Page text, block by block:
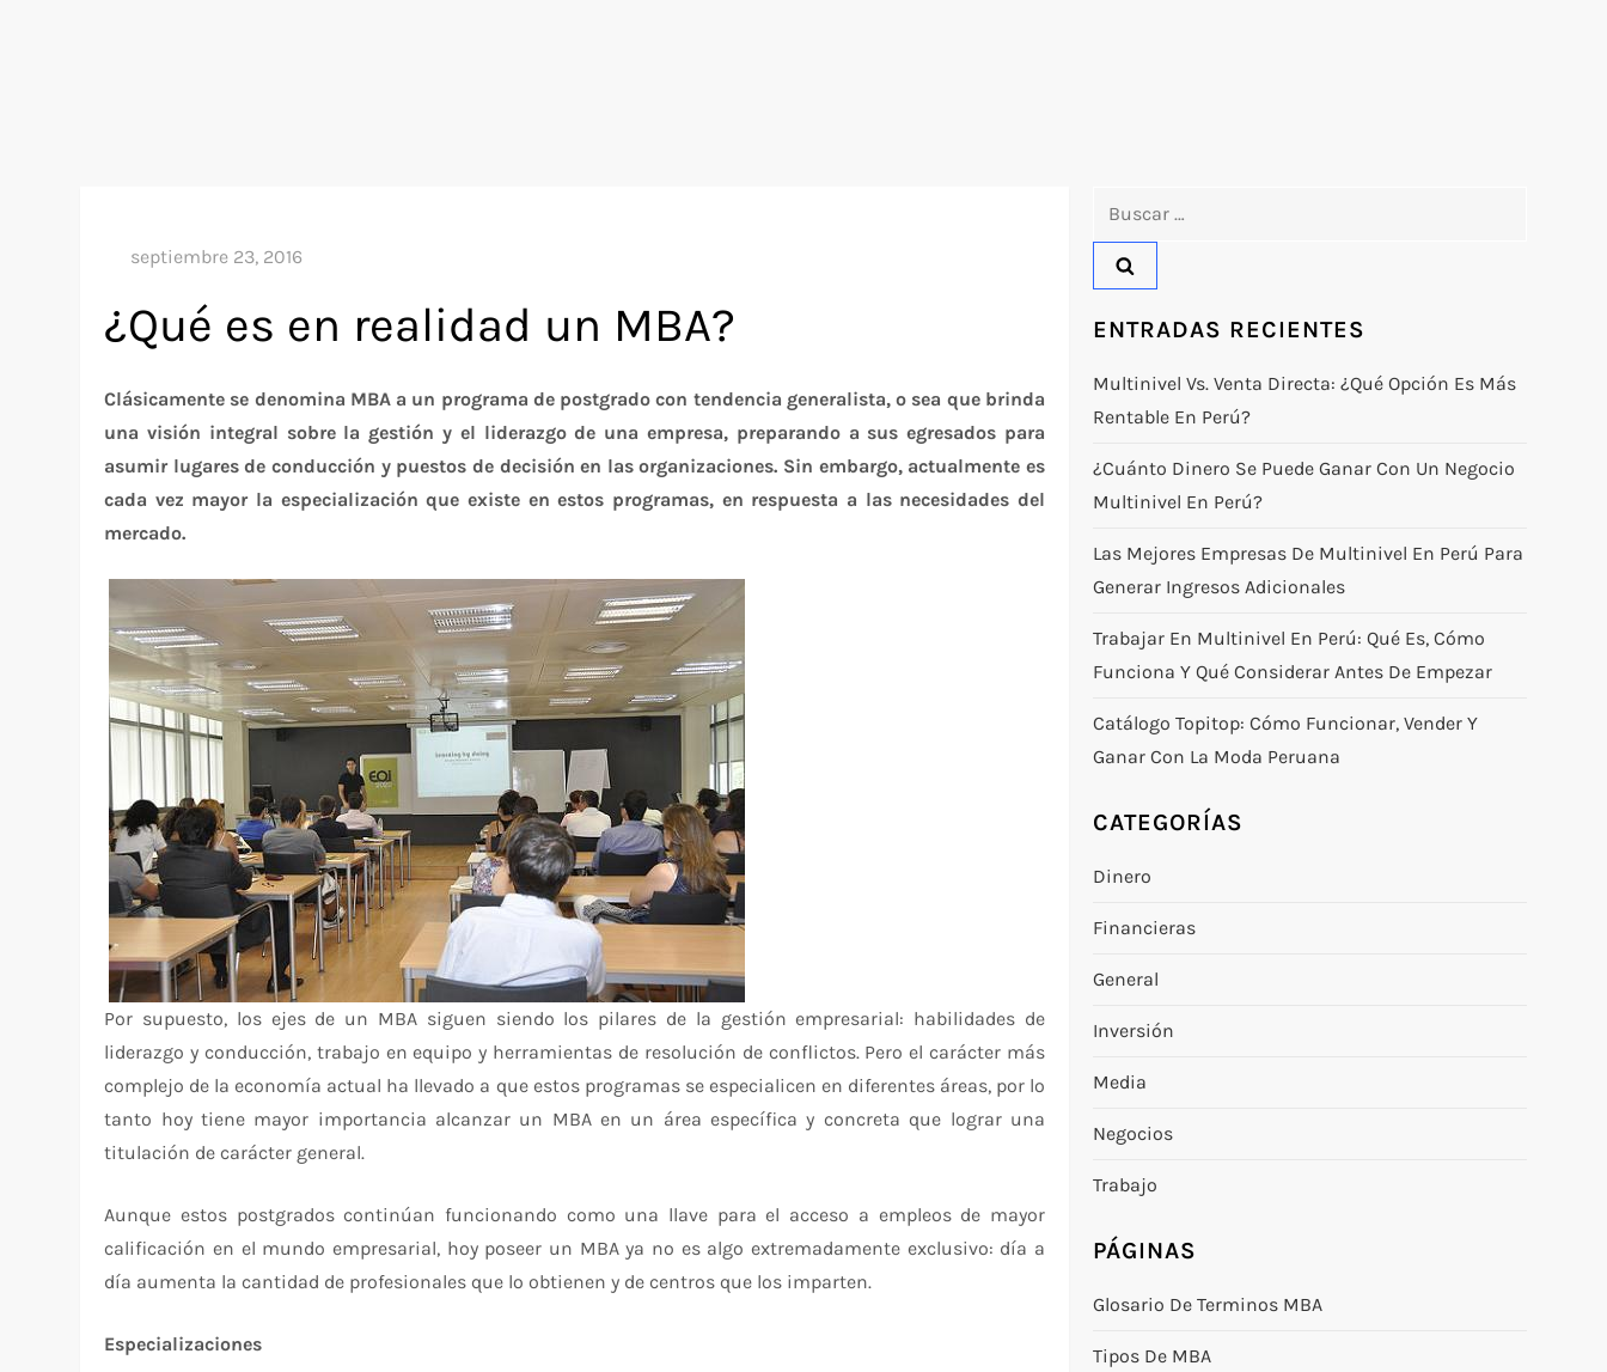
¿Qué es en realidad un MBA?
Clásicamente se denomina MBA a un programa de postgrado con tendencia generalista, o sea que brinda
una visión integral sobre la gestión y el liderazgo de una empresa, preparando a sus egresados para
asumir lugares de conducción y puestos de decisión en las organizaciones. Sin embargo, actualmente es
cada vez mayor la especialización que existe en estos programas, en respuesta a las necesidades del
mercado.
Por supuesto, los ejes de un MBA siguen siendo los pilares de la gestión empresarial: habilidades de
liderazgo y conducción, trabajo en equipo y herramientas de resolución de conflictos. Pero el carácter más
complejo de la economía actual ha llevado a que estos programas se especialicen en diferentes áreas, por lo
tanto hoy tiene mayor importancia alcanzar un MBA en un área específica y concreta que lograr una
titulación de carácter general.
Aunque estos postgrados continúan funcionando como una llave para el acceso a empleos de mayor
calificación en el mundo empresarial, hoy poseer un MBA ya no es algo extremadamente exclusivo: día a
día aumenta la cantidad de profesionales que lo obtienen y de centros que los imparten.
Especializaciones
ENTRADAS RECIENTES
Multinivel Vs. Venta Directa: ¿qué Opción Es Más
Rentable En Perú?
¿Cuánto Dinero Se Puede Ganar Con Un Negocio
Multinivel En Perú?
Las Mejores Empresas De Multinivel En Perú Para
Generar Ingresos Adicionales
Trabajar En Multinivel En Perú: Qué Es, Cómo
Funciona Y Qué Considerar Antes De Empezar
Catálogo Topitop: Cómo Funcionar, Vender Y
Ganar Con La Moda Peruana
CATEGORÍAS
Dinero
Financieras
General
Inversión
Media
Negocios
Trabajo
PÁGINAS
Glosario De Terminos MBA
Tipos De MBA